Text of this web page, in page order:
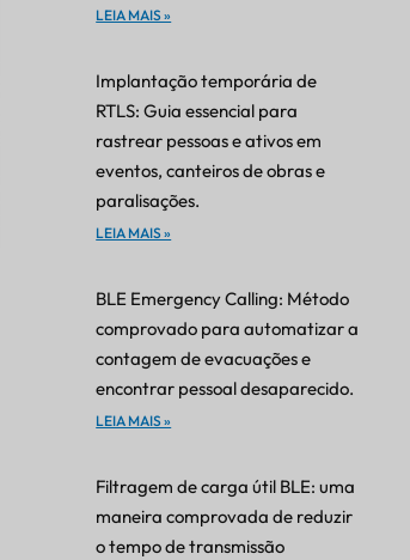
LEIA MAIS »
Implantação temporária de
RTLS: Guia essencial para
rastrear pessoas e ativos em
eventos, canteiros de obras e
paralisações.
LEIA MAIS »
BLE Emergency Calling: Método
comprovado para automatizar a
contagem de evacuações e
encontrar pessoal desaparecido.
LEIA MAIS »
Filtragem de carga útil BLE: uma
maneira comprovada de reduzir
o tempo de transmissão